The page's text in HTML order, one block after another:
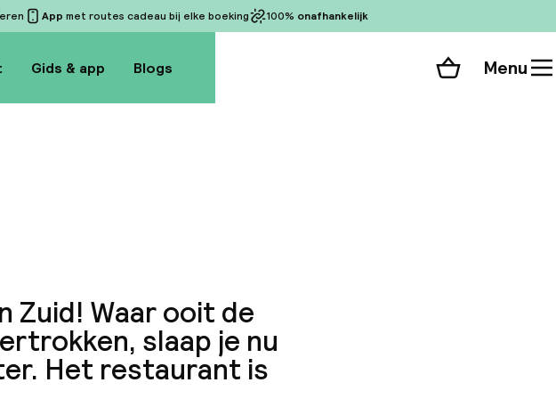
App met routes cadeau bij elke boeking 100% onafhankelijk
Gids & app Blogs Winkelmand
Menu
Zuid! Waar ooit de
slaap je nu
Het restaurant is